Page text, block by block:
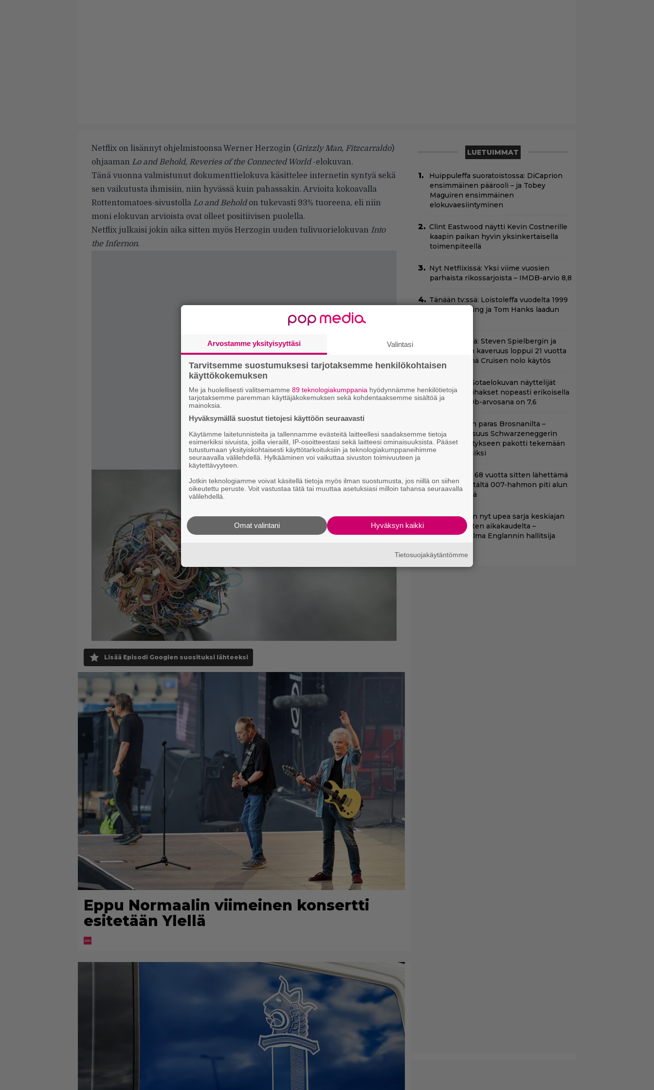
Netflix on lisännyt ohjelmistoonsa Werner Herzogin ( Grizzly Man, Fitzcarraldo)
ohjaaman Lo and Behold, Reveries of the Connected World-elokuvan.
Tänä vuonna valmistunut dokumenttielokuva käsittelee internetin syntyä sekä
sen vaikutusta ihmisiin, niin hyvässä kuin pahassakin. Arvioita kokoavalla
Rottentomatoes-sivustolla Lo and Beholdon tukevasti 93% tuoreena, eli niin
moni elokuvan arvioista ovat olleet positiivisen puolella.
Netflix julkaisi jokin aika sitten myös Herzogin uuden tulivuorielokuvan Into
the Infernon.
Lisää Episodi Googlen suosituksi lähteeksi
Eppu Normaalin viimeinen konsertti
esitetään Ylellä
LUETUIMMAT
Huippuleffa suoratoistossa: DiCaprion
ensimmäinen päärooli – ja Tobey
Maguiren ensimmäinen
elokuvaesiintyminen
Clint Eastwood näytti Kevin Costnerille
kaapin paikan hyvin yksinkertaisella
toimenpiteellä
Nyt Netflixissä: Yksi viime vuosien
parhaista rikossarjoista – IMDB-arvio 8,8
Tänään tv:ssä: Loistoleffa vuodelta 1999
– Stephen King ja Tom Hanks laadun
Tänään tv:ssä: Steven Spielbergin ja
Tom Cruisen kaveruus loppui 21 vuotta
sitten – Syynä Cruisen nolo käytös
Yöllä tv:ssä: Sotaelokuvan näyttelijät
kasvattivat lihakset nopeasti erikoisella
kikalla – IMDb-arvosana on 7,6
Illan Bond on paras Brosnanilta –
samankaltaisuus Schwarzeneggerin
toimintatykitykseen pakotti tekemään
kässärin uusiksi
Bond-luojan 68 vuotta sitten lähettämä
kirje löytyi – tältä 007-hahmon piti alun
perin näyttää
Netflixissä on nyt upea sarja keskiajan
kuninkaallisten aikakaudelta –
keskiössä julma Englannin hallitsija
Arvostamme yksityisyyttäsi Valintasi
Tarvitsemme suostumuksesi tarjotaksemme henkilökohtaisen
käyttökokemuksen
Me ja huolellisesti valitsemamme 89 teknologiakumppania hyödynnämme henkilötietoja
tarjotaksemme paremman käyttäjäkokemuksen sekä kohdentaaksemme sisältöä ja
mainoksia.
Hyväksymällä suostut tietojesi käyttöön seuraavasti
Käytämme laitetunnisteita ja tallennamme evästeitä laitteellesi saadaksemme tietoja
esimerkiksi sivuista, joilla vierailit, IP-osoitteestasi sekä laitteesi ominaisuuksista. Pääset
tutustumaan yksityiskohtaisesti käyttötarkoituksiin ja teknologiakumppaneihimme
seuraavalla välilehdellä. Hylkääminen voi vaikuttaa sivuston toimivuuteen ja
käytettävyyteen.
Jotkin teknologiamme voivat käsitellä tietoja myös ilman suostumusta, jos niillä on siihen
oikeutettu peruste. Voit vastustaa tätä tai muuttaa asetuksiasi milloin tahansa seuraavalla
välilehdellä.
Hyväksyn kaikki
Omat valintani
Tietosuojakäytäntömme